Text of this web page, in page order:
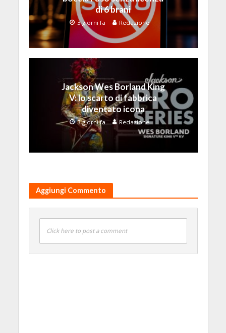
di 6 brani
3 giorni fa Redazione
Jackson Wes Borland King
V: lo scarto di fabbrica
diventato icona
3 giorni fa Redazione
Aggiungi Commento
Click here to post a comment